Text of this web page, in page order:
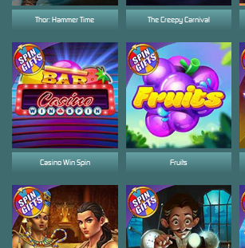
Casino Win Spin Fruits
The Creepy Carnival
Thor: Hammer Time